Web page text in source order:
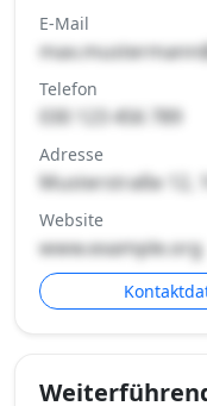
E-Mail
Telefon
030 123 456 789
Adresse
Musterstraße 12,
Website
www.example.org